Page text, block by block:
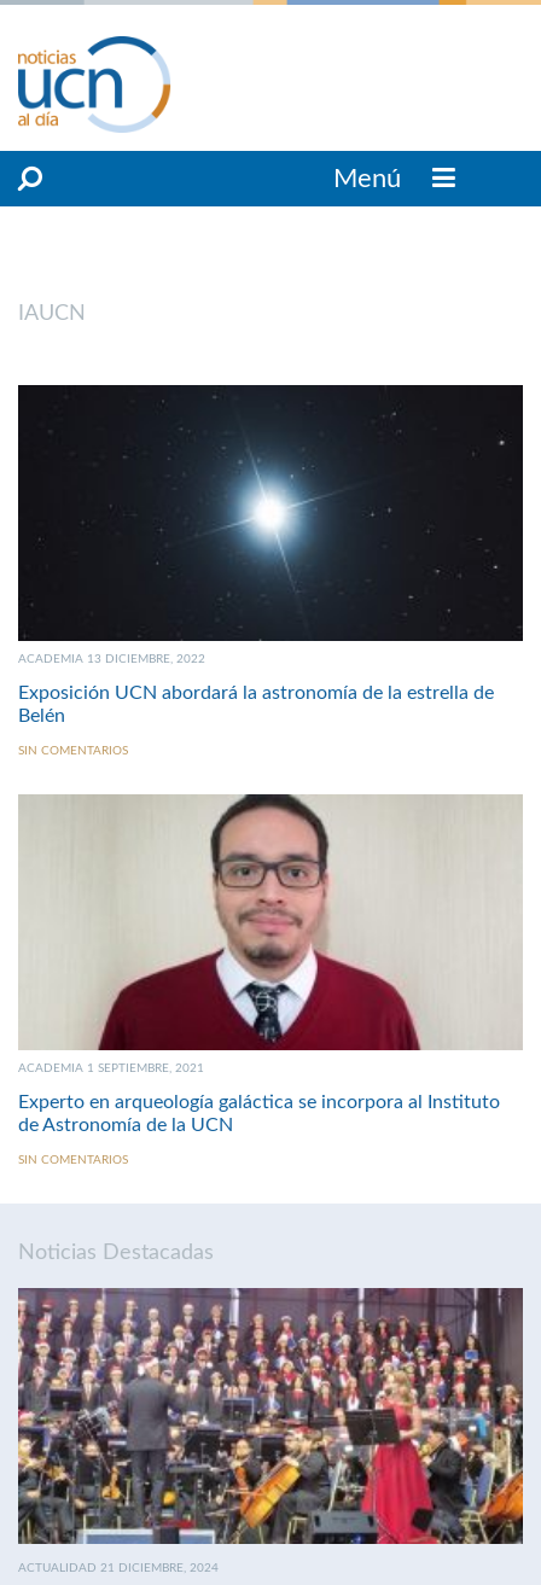
Menú
IAUCN
ACADEMIA 13 DICIEMBRE, 2022
Exposición UCN abordará la astronomía de la estrella de
Belén
SIN COMENTARIOS
ACADEMIA 1 SEPTIEMBRE, 2021
Experto en arqueología galáctica se incorpora al Instituto
de Astronomía de la UCN
SIN COMENTARIOS
Noticias Destacadas
ACTUALIDAD 21 DICIEMBRE, 2024